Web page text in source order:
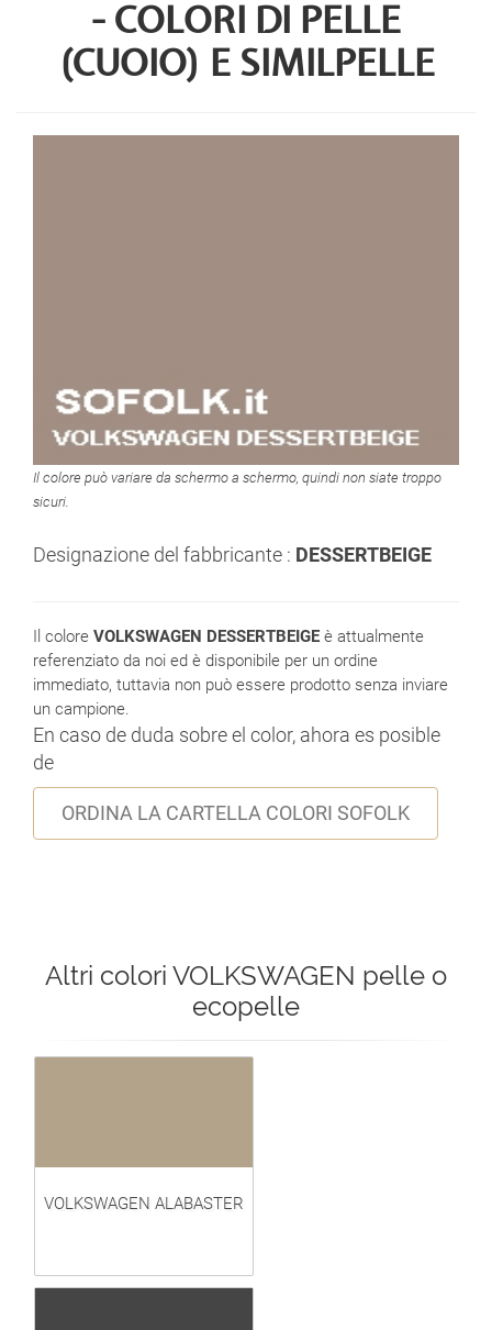
- COLORI DI PELLE
(CUOIO) E SIMILPELLE
Il colore può variare da schermo a schermo, quindi non siate troppo
sicuri.
Designazione del fabbricante : DESSERTBEIGE
Il colore VOLKSWAGEN DESSERTBEIGE è attualmente
referenziato da noi ed è disponibile per un ordine
immediato, tuttavia non può essere prodotto senza inviare
un campione.
En caso de duda sobre el color, ahora es posible
de
ORDINA LA CARTELLA COLORI SOFOLK
Altri colori VOLKSWAGEN pelle o
ecopelle
VOLKSWAGEN ALABASTER